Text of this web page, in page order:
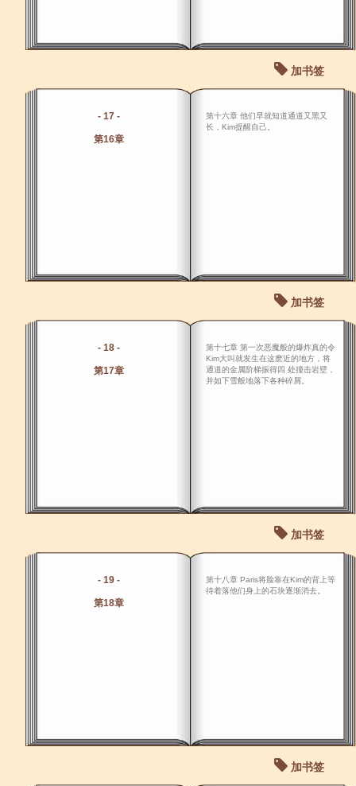
加书签
- 17 -
第16章
第十六章 他们早就知道通道又黑又
长，Kim提醒自己。
加书签
- 18 -
第17章
第十七章 第一次恶魔般的爆炸真的令
Kim大叫就发生在这麽近的地方，将
通道的金属阶梯振得四 处撞击岩壁，
并如下雪般地落下各种碎屑。
加书签
- 19 -
第18章
第十八章 Paris将脸靠在Kim的背上等
待着落他们身上的石块逐渐消去。
加书签